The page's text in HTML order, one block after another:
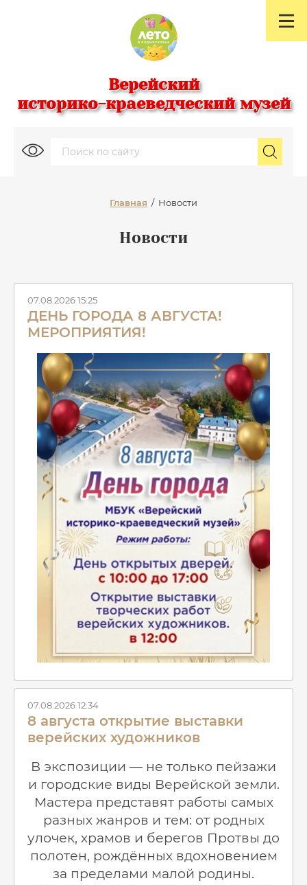
Верейский
историко-краеведческий музей
Главная / Новости
Новости
07.08.2026 15:25
ДЕНЬ ГОРОДА 8 АВГУСТА!
МЕРОПРИЯТИЯ!
07.08.2026 12:34
8 августа открытие выставки
верейских художников
В экспозиции — не только пейзажи
и городские виды Верейской земли.
Мастера представят работы самых
разных жанров и тем: от родных
улочек, храмов и берегов Протвы до
полотен, рождённых вдохновением
за пределами малой родины.